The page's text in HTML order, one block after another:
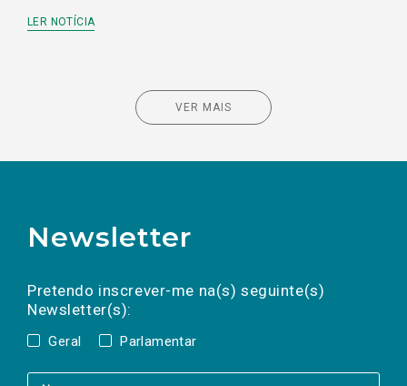
LER NOTÍCIA
VER MAIS
Newsletter
Pretendo inscrever-me na(s) seguinte(s)
Newsletter(s):
Geral Parlamentar
a(s) newsletter(s).
mail